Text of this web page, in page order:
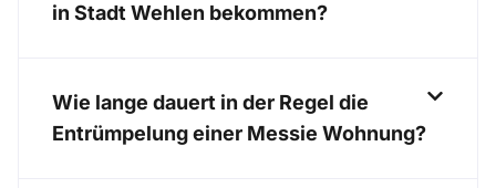
in Stadt Wehlen bekommen?
Wie lange dauert in der Regel die
Entrümpelung einer Messie Wohnung?